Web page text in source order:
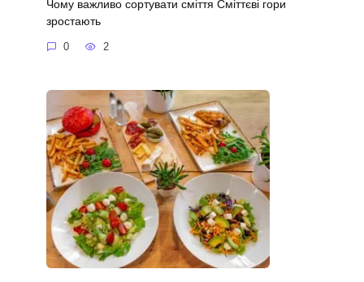
Чому важливо сортувати сміття Сміттєві гори
зростають
0 2